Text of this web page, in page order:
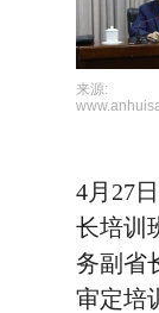
来源:
4月27
长培训
务副省
审定培